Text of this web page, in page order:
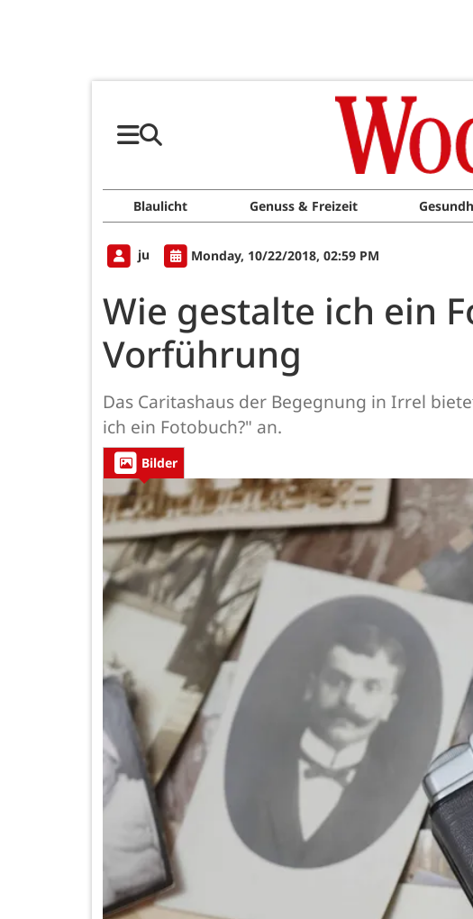
Blaulicht Genuss & Freizeit
ju Monday, 10/22/2018, 02:59 PM
Wie gestalte ich ein
Vorführung
Das Caritashaus der Begegnung in Irrel
ich ein Fotobuch?" an.
Bilder